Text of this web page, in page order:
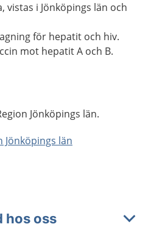
i Jönköpings län och
för hepatit och hiv.
mot hepatit A och B.
Jönköpings län.
Jönköpings län
hos oss